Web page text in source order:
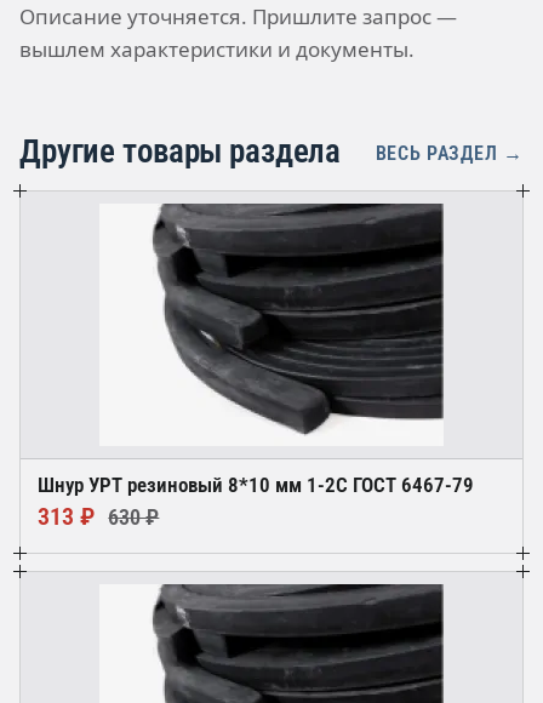
Описание уточняется. Пришлите запрос —
вышлем характеристики и документы.
Другие товары раздела ВЕСЬ РАЗДЕЛ →
Шнур УРТ резиновый 8*10 мм 1-2С ГОСТ 6467-79
313 ₽ 630 ₽